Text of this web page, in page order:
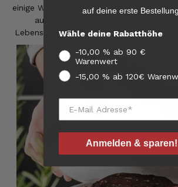
einige Wochen an einem kühlen Ort oder
aufbewahren. Der Speck sollte
Lebensmitteln liegen, die einen starken
Verifizierter Kunde
Man gibt sich sehr viel Mühe
Wünsche zu erfüllen !! Vielen
Bisher alles lecker und gut.
auf deine erste Bestellung.
Wähle deine Rabatthöhe
-10,00 % ab 90 €
Warenwert
-15,00 % ab 120€
Anmelden & sparen!